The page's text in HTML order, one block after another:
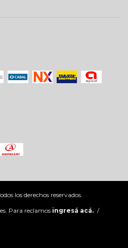
los derechos reservados.
Para reclamos ingresá acá. /